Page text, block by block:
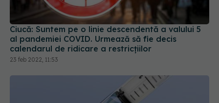
Ciucă: Suntem pe o linie descendentă a valului 5
al pandemiei COVID. Urmează să fie decis
calendarul de ridicare a restricțiilor
23 feb 2022, 11:53